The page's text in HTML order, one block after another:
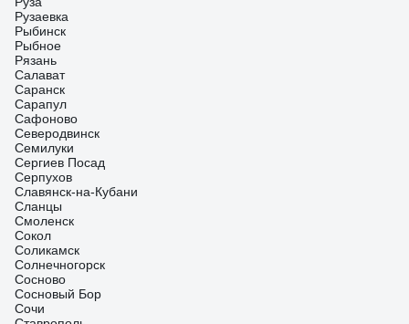
Рузаевка
Рыбинск
Рыбное
Рязань
Салават
Саранск
Сарапул
Сафоново
Северодвинск
Семилуки
Сергиев Посад
Серпухов
Славянск-на-Кубани
Сланцы
Смоленск
Сокол
Соликамск
Солнечногорск
Сосново
Сосновый Бор
Сочи